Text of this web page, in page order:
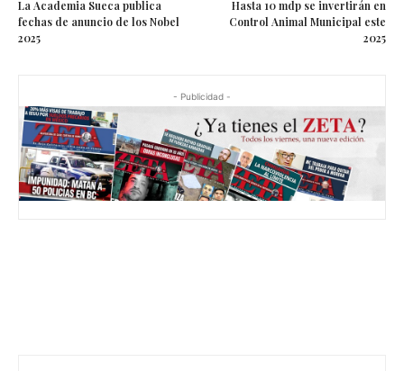
La Academia Sueca publica
fechas de anuncio de los Nobel
2025
Hasta 10 mdp se invertirán en
Control Animal Municipal este
2025
- Publicidad -